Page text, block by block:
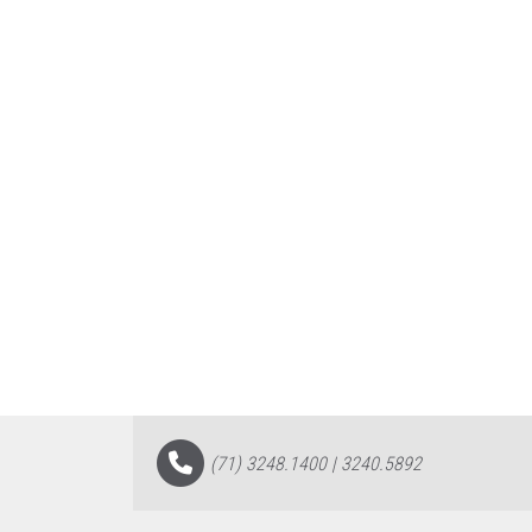
(71) 3248.1400 | 3240.5892